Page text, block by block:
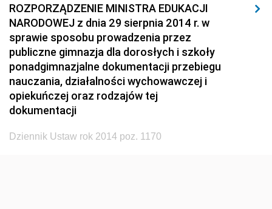
1920 1919 1918
ROZPORZĄDZENIE MINISTRA EDUKACJI
NARODOWEJ z dnia 29 sierpnia 2014 r. w
sprawie sposobu prowadzenia przez
publiczne gimnazja dla dorosłych i szkoły
ponadgimnazjalne dokumentacji przebiegu
nauczania, działalności wychowawczej i
opiekuńczej oraz rodzajów tej
dokumentacji
Dziennik Ustaw rok 2014 poz. 1170